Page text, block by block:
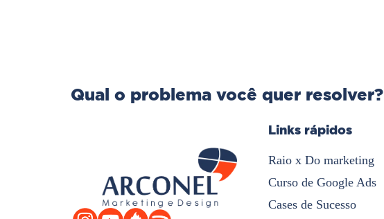
Qual o problema você quer resolver?
Links rápidos
Raio x Do marketing
Curso de Google Ads
Cases de Sucesso